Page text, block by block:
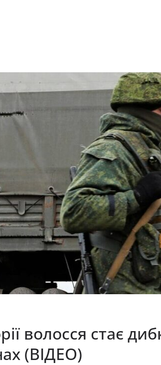
волосся стає
(ВІДЕО)